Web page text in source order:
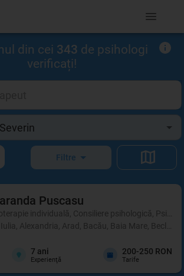
din cei 343 de psihologi
verificați!
Filtre
Puscasu
individuală, Consiliere psihologică,
Alexandria, Arad, Bacău, Baia Mare,
7 ani
Experienţă
200-250 RON
Tarife